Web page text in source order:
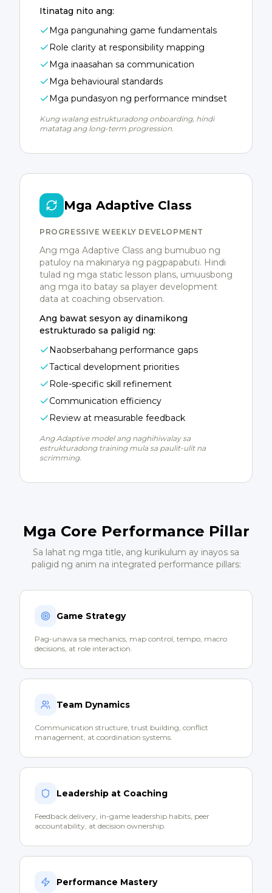
Itinatag nito ang:
Mga pangunahing game fundamentals
Role clarity at responsibility mapping
Mga inaasahan sa communication
Mga behavioural standards
Mga pundasyon ng performance mindset
Kung walang estrukturadong onboarding, hindi
matatag ang long-term progression.
Mga Adaptive Class
PROGRESSIVE WEEKLY DEVELOPMENT
Ang mga Adaptive Class ang bumubuo ng
patuloy na makinarya ng pagpapabuti. Hindi
tulad ng mga static lesson plans, umuusbong
ang mga ito batay sa player development
data at coaching observation.
Ang bawat sesyon ay dinamikong
estrukturado sa paligid ng:
Naobserbahang performance gaps
Tactical development priorities
Role-specific skill refinement
Communication efficiency
Review at measurable feedback
Ang Adaptive model ang naghihiwalay sa
estrukturadong training mula sa paulit-ulit na
scrimming.
Mga Core Performance Pillar
Sa lahat ng mga title, ang kurikulum ay inayos sa
paligid ng anim na integrated performance pillars:
Game Strategy
Pag-unawa sa mechanics, map control, tempo, macro
decisions, at role interaction.
Team Dynamics
Communication structure, trust building, conflict
management, at coordination systems.
Leadership at Coaching
Feedback delivery, in-game leadership habits, peer
accountability, at decision ownership.
Performance Mastery